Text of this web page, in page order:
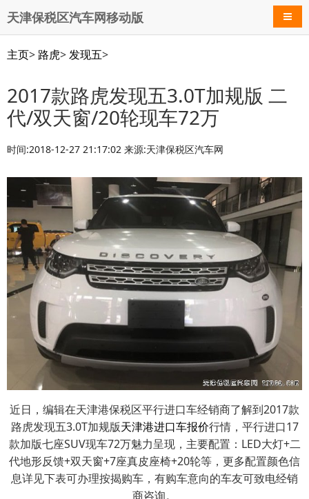
天津保税区汽车网移动版 导航
主页> 路虎>发现五>
2017款路虎发现五3.0T加规版 二
代/双天窗/20轮现车72万
时间:2018-12-27 21:17:02 来源:天津保税区汽车网
近日，编辑在天津港保税区平行进口车经销商了解到2017款
路虎发现五3.0T加规版天津港进口车报价行情，平行进口17
款加版七座SUV现车72万魅力呈现，主要配置：LED大灯+二
代地形反馈+双天窗+7座真皮座椅+20轮等，更多配置颜色信
息详见下表可办理按揭购车，有购车意向的车友可致电经销
商咨询。